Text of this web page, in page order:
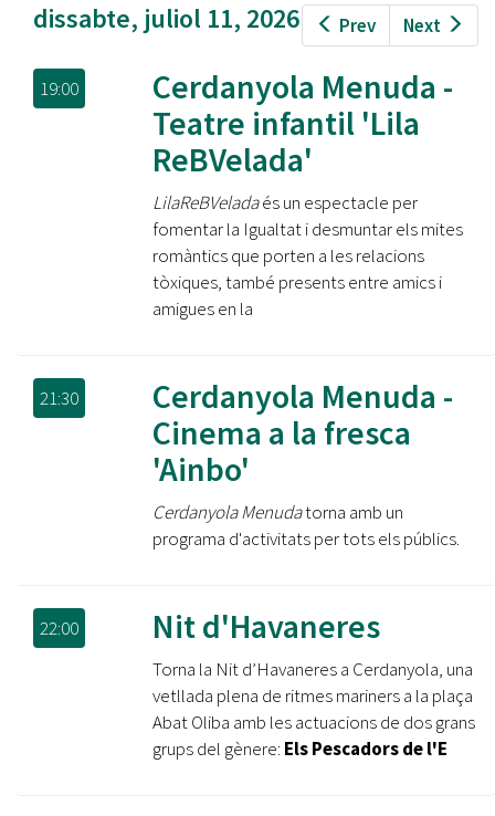
Prev Next
dissabte, juliol 11, 2026
19:00
Cerdanyola Menuda -
Teatre infantil 'Lila
ReBVelada'
LilaReBVeladaés un espectacle per
fomentar la Igualtat i desmuntar els mites
romàntics que porten a les relacions
tòxiques, també presents entre amics i
amigues en la
21:30
Cerdanyola Menuda -
Cinema a la fresca
'Ainbo'
Cerdanyola Menudatorna amb un
programa d'activitats per tots els públics.
22:00 Nit d'Havaneres
Torna la Nit d’Havaneres a Cerdanyola, una
vetllada plena de ritmes mariners a la plaça
Abat Oliba amb les actuacions de dos grans
grups del gènere: Els Pescadors de l'E